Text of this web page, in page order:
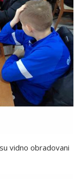
vidno obradovani